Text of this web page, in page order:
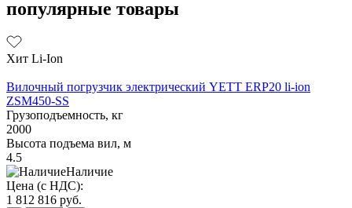
популярные товары
Хит Li-Ion
Вилочный погрузчик электрический YETT ERP20 li-ion
ZSM450-SS
Грузоподъемность, кг
2000
Высота подъема вил, м
4.5
Наличие
Цена (с НДС):
1 812 816 руб.